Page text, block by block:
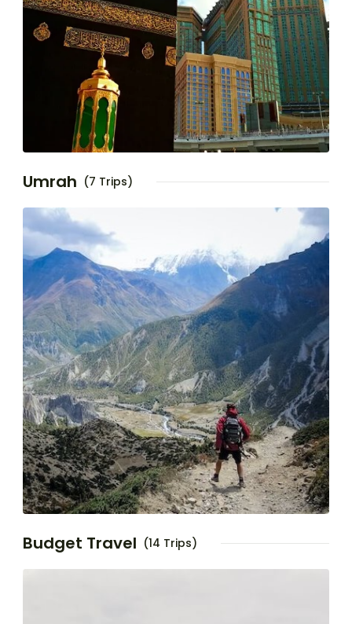
Umrah (7 Trips)
Budget Travel (14 Trips)